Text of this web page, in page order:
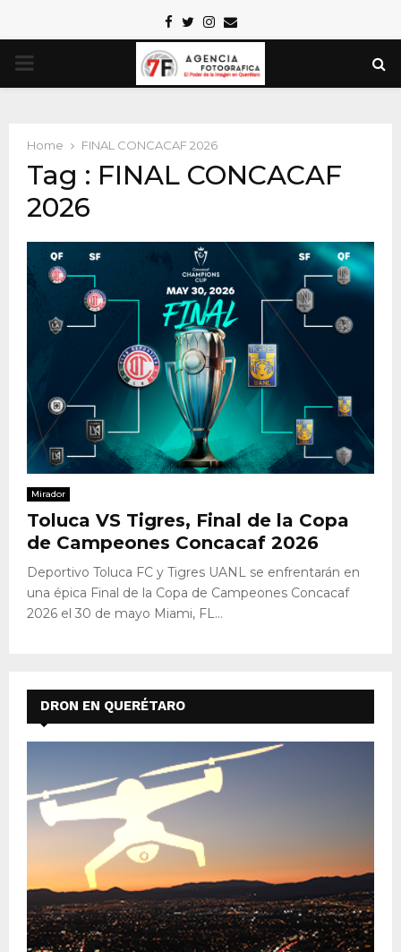
Facebook
TwitterInstagram
Email
PRIMARY
Home FINAL CONCACAF 2026
Tag : FINAL CONCACAF
2026
Mirador
Toluca VS Tigres, Final de la Copa
de Campeones Concacaf 2026
Deportivo Toluca FC y Tigres UANL se enfrentarán en
una épica Final de la Copa de Campeones Concacaf
2026 el 30 de mayo Miami, FL...
DRON EN QUERÉTARO